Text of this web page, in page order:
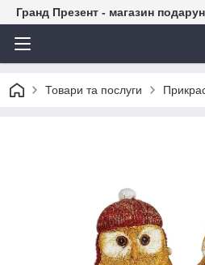
Гранд Презент - магазин
Товари та послуги